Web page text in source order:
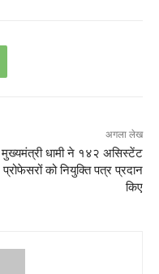
अगला लेख
मुख्यमंत्री धामी ने १४२ असिस्टेंट
प्रोफेसरों को नियुक्ति पत्र प्रदान
किए